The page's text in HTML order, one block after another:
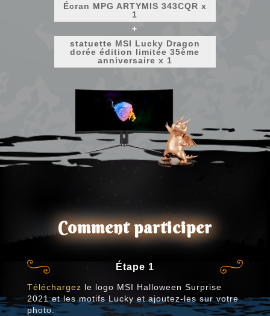
Écran MPG ARTYMIS 343CQR x
1
+
statuette MSI Lucky Dragon
dorée édition limitée 35ème
anniversaire x 1
Comment participer
Étape 1
Téléchargez le logo MSI Halloween Surprise
2021 et les motifs Lucky et ajoutez-les sur votre
photo.